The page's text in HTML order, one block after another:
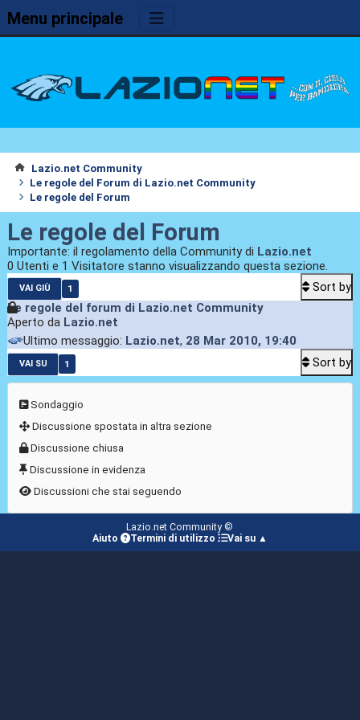
Menu principale
Lazio.net Community
Le regole del Forum di Lazio.net Community
Le regole del Forum
Le regole del Forum
Importante: il regolamento della Community di Lazio.net
0 Utenti e 1 Visitatore stanno visualizzando questa sezione.
VAI GIÙ 1
Sort by
Le regole del forum di Lazio.net Community
Aperto da Lazio.net
Ultimo messaggio: Lazio.net, 28 Mar 2010, 19:40
VAI SU 1 Sort by
Sondaggio
Discussione spostata in altra sezione
Discussione chiusa
Discussione in evidenza
Discussioni che stai seguendo
Lazio.net Community ©
Aiuto
Termini di utilizzo Vai su ▲